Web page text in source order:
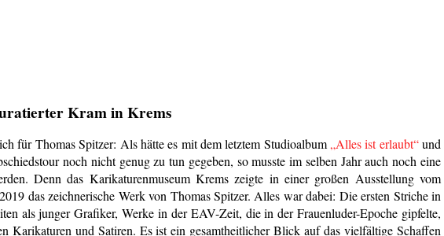
Kram in Krems
für Thomas Spitzer: Als hätte es mit dem letztem Studioalbum „Alles ist erlaubt“und
noch nicht genug zu tun gegeben, so musste im selben Jahr auch noch eine
Denn das Karikaturenmuseum Krems zeigte in einer großen Ausstellung vom
das zeichnerische Werk von Thomas Spitzer. Alles war dabei: Die ersten Striche in
als junger Grafiker, Werke in der EAV-Zeit, die in der Frauenluder-Epoche gipfelte,
Karikaturen und Satiren. Es ist ein gesamtheitlicher Blick auf das vielfältige Schaffen